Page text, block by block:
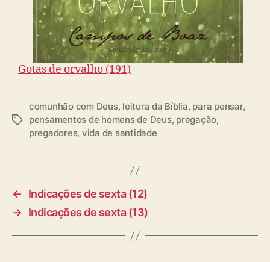
Gotas de orvalho (191)
T
comunhão com Deus, leitura da Bíblia, para pensar,
pensamentos de homens de Deus, pregação,
pregadores, vida de santidade
←
Indicações de sexta (12)
→ Indicações de sexta (13)